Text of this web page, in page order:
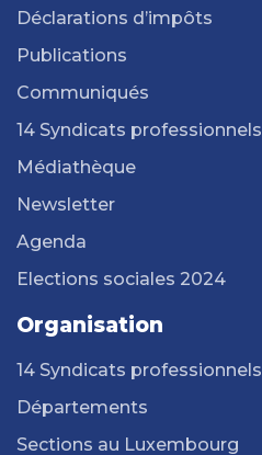
Déclarations d’impôts
Publications
Communiqués
14 Syndicats professionnels
Médiathèque
Newsletter
Agenda
Elections sociales 2024
Organisation
14 Syndicats professionnels
Départements
Sections au Luxembourg